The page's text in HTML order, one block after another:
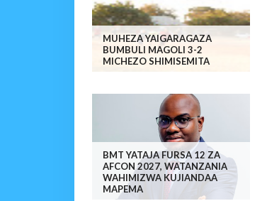
MUHEZA YAIGARAGAZA
BUMBULI MAGOLI 3-2
MICHEZO SHIMISEMITA
BMT YATAJA FURSA 12 ZA
AFCON 2027, WATANZANIA
WAHIMIZWA KUJIANDAA
MAPEMA